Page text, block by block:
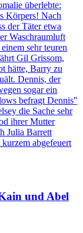
überlebte:
Körpers! Nach
der Täter etwa
Waschraumluft
sehr teuren
Gil Grissom,
hätte, Barry zu
Dennis, der
sogar ein
befragt Dennis''
die Sache sehr
ihrer Mutter
Julia Barrett
abgefeuert
und Abel